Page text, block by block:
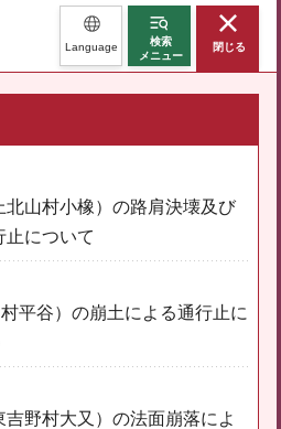
Language
検索
メニュー
閉じる
北山村小橡）の路肩決壊及び
止について
平谷）の崩土による通行止に
野村大又）の法面崩落によ